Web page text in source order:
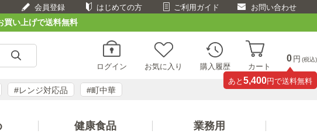
会員登録 はじめての方 ご利用ガイド お問い合わせ
買い上げで送料無料
ログイン お気に入り 購入履歴 カート
0 円 (税込)
あと 5,400円で送料無料
#レンジ対応品 #町中華
健康食品 業務用